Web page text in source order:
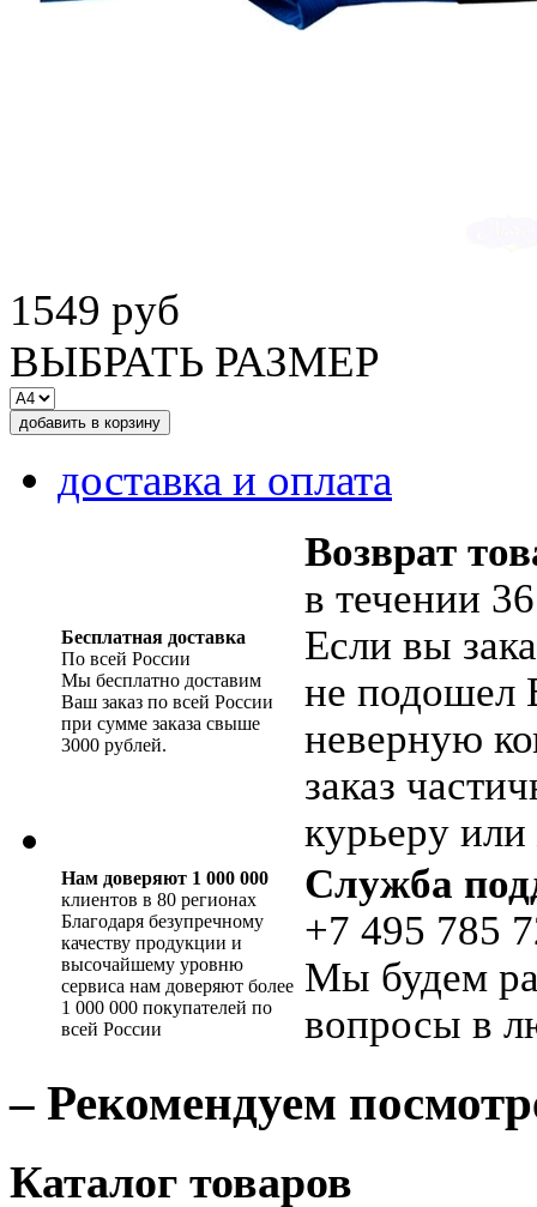
1549 руб
ВЫБРАТЬ РАЗМЕР
доставка и оплата
Бесплатная доставка
По всей России
Мы бесплатно доставим
Ваш заказ по всей России
при сумме заказа свыше
3000 рублей.
Возврат
в течении
Если вы
не подошел
неверную
заказ
курьеру
Нам доверяют 1 000 000
клиентов в 80 регионах
Благодаря безупречному
качеству продукции и
высочайшему уровню
сервиса нам доверяют более
1 000 000 покупателей по
всей России
Служба
+7 495 785
Мы будем
вопросы в
– Рекомендуем
Каталог товаров